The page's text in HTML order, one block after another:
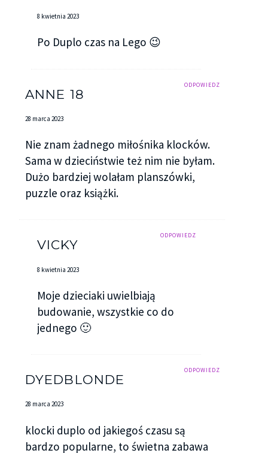
8 kwietnia 2023
Po Duplo czas na Lego 😉
ODPOWIEDZ
ANNE 18
28 marca 2023
Nie znam żadnego miłośnika klocków.
Sama w dzieciństwie też nim nie byłam.
Dużo bardziej wolałam planszówki,
puzzle oraz książki.
ODPOWIEDZ
VICKY
8 kwietnia 2023
Moje dzieciaki uwielbiają
budowanie, wszystkie co do
jednego 🙂
ODPOWIEDZ
DYEDBLONDE
28 marca 2023
klocki duplo od jakiegoś czasu są
bardzo popularne, to świetna zabawa